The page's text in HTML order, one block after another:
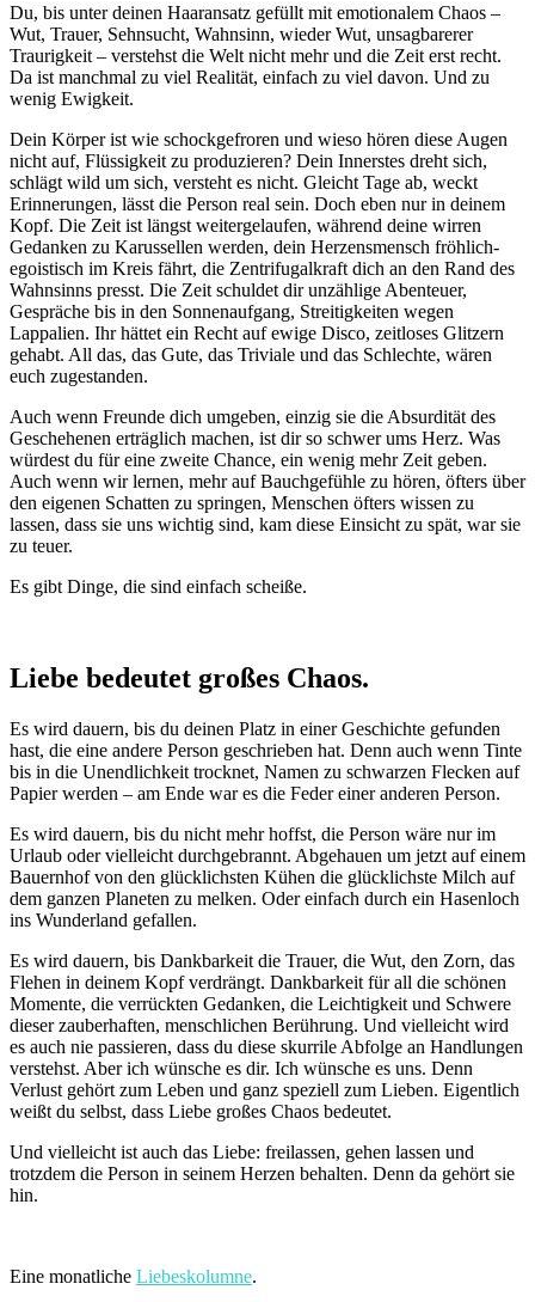
Du, bis unter deinen Haaransatz gefüllt mit emotionalem Chaos –
Wut, Trauer, Sehnsucht, Wahnsinn, wieder Wut, unsagbarerer
Traurigkeit – verstehst die Welt nicht mehr und die Zeit erst recht.
Da ist manchmal zu viel Realität, einfach zu viel davon. Und zu
wenig Ewigkeit.
Dein Körper ist wie schockgefroren und wieso hören diese Augen
nicht auf, Flüssigkeit zu produzieren? Dein Innerstes dreht sich,
schlägt wild um sich, versteht es nicht. Gleicht Tage ab, weckt
Erinnerungen, lässt die Person real sein. Doch eben nur in deinem
Kopf. Die Zeit ist längst weitergelaufen, während deine wirren
Gedanken zu Karussellen werden, dein Herzensmensch fröhlich-
egoistisch im Kreis fährt, die Zentrifugalkraft dich an den Rand des
Wahnsinns presst. Die Zeit schuldet dir unzählige Abenteuer,
Gespräche bis in den Sonnenaufgang, Streitigkeiten wegen
Lappalien. Ihr hättet ein Recht auf ewige Disco, zeitloses Glitzern
gehabt. All das, das Gute, das Triviale und das Schlechte, wären
euch zugestanden.
Auch wenn Freunde dich umgeben, einzig sie die Absurdität des
Geschehenen erträglich machen, ist dir so schwer ums Herz. Was
würdest du für eine zweite Chance, ein wenig mehr Zeit geben.
Auch wenn wir lernen, mehr auf Bauchgefühle zu hören, öfters über
den eigenen Schatten zu springen, Menschen öfters wissen zu
lassen, dass sie uns wichtig sind, kam diese Einsicht zu spät, war sie
zu teuer.
Es gibt Dinge, die sind einfach scheiße.
Liebe bedeutet großes Chaos.
Es wird dauern, bis du deinen Platz in einer Geschichte gefunden
hast, die eine andere Person geschrieben hat. Denn auch wenn Tinte
bis in die Unendlichkeit trocknet, Namen zu schwarzen Flecken auf
Papier werden – am Ende war es die Feder einer anderen Person.
Es wird dauern, bis du nicht mehr hoffst, die Person wäre nur im
Urlaub oder vielleicht durchgebrannt. Abgehauen um jetzt auf einem
Bauernhof von den glücklichsten Kühen die glücklichste Milch auf
dem ganzen Planeten zu melken. Oder einfach durch ein Hasenloch
ins Wunderland gefallen.
Es wird dauern, bis Dankbarkeit die Trauer, die Wut, den Zorn, das
Flehen in deinem Kopf verdrängt. Dankbarkeit für all die schönen
Momente, die verrückten Gedanken, die Leichtigkeit und Schwere
dieser zauberhaften, menschlichen Berührung. Und vielleicht wird
es auch nie passieren, dass du diese skurrile Abfolge an Handlungen
verstehst. Aber ich wünsche es dir. Ich wünsche es uns. Denn
Verlust gehört zum Leben und ganz speziell zum Lieben. Eigentlich
weißt du selbst, dass Liebe großes Chaos bedeutet.
Und vielleicht ist auch das Liebe: freilassen, gehen lassen und
trotzdem die Person in seinem Herzen behalten. Denn da gehört sie
hin.
Eine monatliche Liebeskolumne.